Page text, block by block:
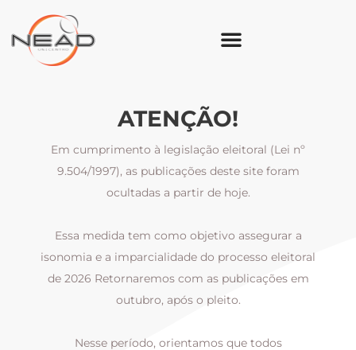
ATENÇÃO!
Em cumprimento à legislação eleitoral (Lei nº
9.504/1997), as publicações deste site foram
ocultadas a partir de hoje.
Essa medida tem como objetivo assegurar a
isonomia e a imparcialidade do processo eleitoral
de 2026 Retornaremos com as publicações em
outubro, após o pleito.
Nesse período, orientamos que todos